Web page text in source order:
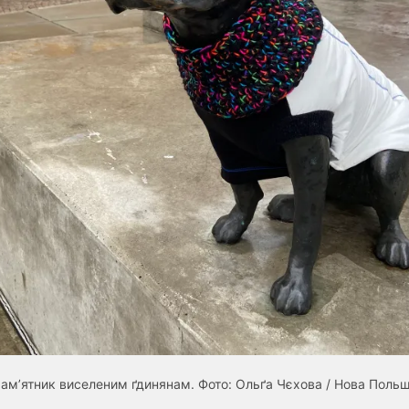
виселеним ґдинянам. Фото: Ольґа Чєхова / Нова